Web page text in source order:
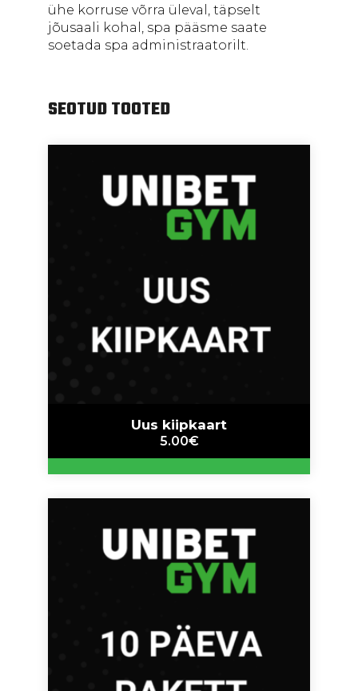
ühe korruse võrra üleval, täpselt
jõusaali kohal, spa pääsme saate
soetada spa administraatorilt.
SEOTUD TOOTED
Uus kiipkaart
5.00€